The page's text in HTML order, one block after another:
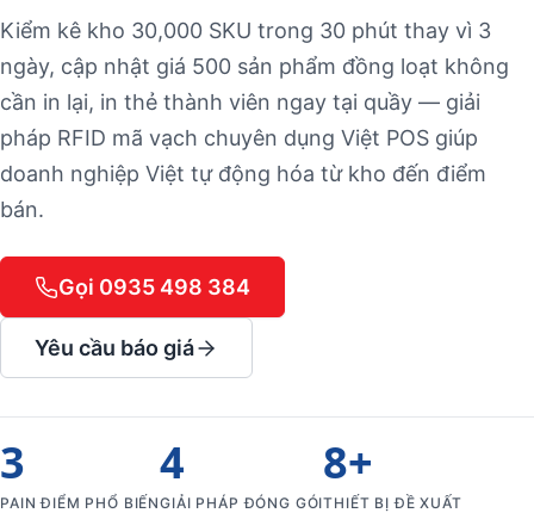
Kiểm kê kho 30,000 SKU trong 30 phút thay vì 3
ngày, cập nhật giá 500 sản phẩm đồng loạt không
cần in lại, in thẻ thành viên ngay tại quầy — giải
pháp RFID mã vạch chuyên dụng Việt POS giúp
doanh nghiệp Việt tự động hóa từ kho đến điểm
bán.
Gọi 0935 498 384
Yêu cầu báo giá
3
PAIN ĐIỂM PHỔ BIẾN
4
GIẢI PHÁP ĐÓNG GÓI
8+
THIẾT BỊ ĐỀ XUẤT